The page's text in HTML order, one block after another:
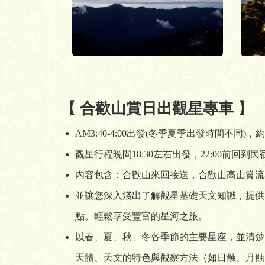
【 合歡山賞日出觀星專車 】
AM3:40-4:00出發(冬季夏季出發時間不同)，
觀星行程晚間18:30左右出發，22:00前回到民
內容包含：合歡山來回接送，合歡山高山賞
並讓您深入淺出了解觀星基礎天文知識，提
點。輕鬆享受豐富的星河之旅。
以春、夏、秋、冬各季節的主要星座，並清
天體、天文的特色與觀察方法（如日蝕、